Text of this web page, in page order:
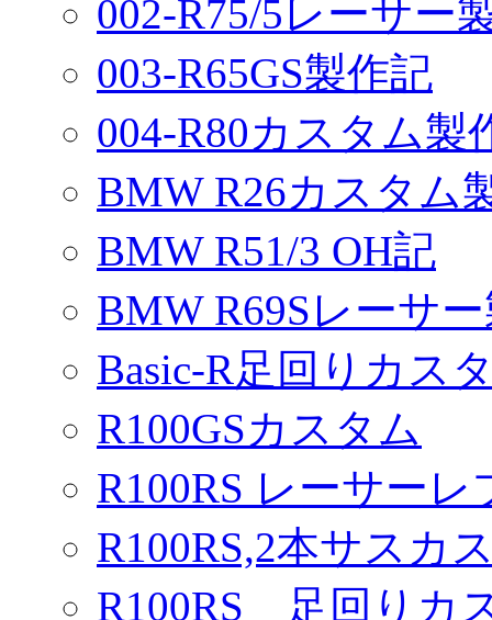
002-R75/5レーサー
003-R65GS製作記
004-R80カスタム製
BMW R26カスタム
BMW R51/3 OH記
BMW R69Sレーサ
Basic-R足回りカス
R100GSカスタム
R100RS レーサー
R100RS,2本サスカ
R100RS 足回りカ